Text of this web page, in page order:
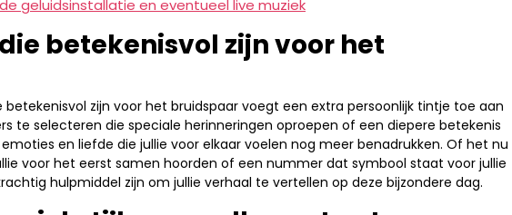
geluidsinstallatie en eventueel live muziek
betekenisvol zijn voor het
betekenisvol zijn voor het bruidspaar voegt een extra persoonlijk tintje toe aan
te selecteren die speciale herinneringen oproepen of een diepere betekenis
en liefde die jullie voor elkaar voelen nog meer benadrukken. Of het nu
voor het eerst samen hoorden of een nummer dat symbool staat voor jullie
hulpmiddel zijn om jullie verhaal te vertellen op deze bijzondere dag.